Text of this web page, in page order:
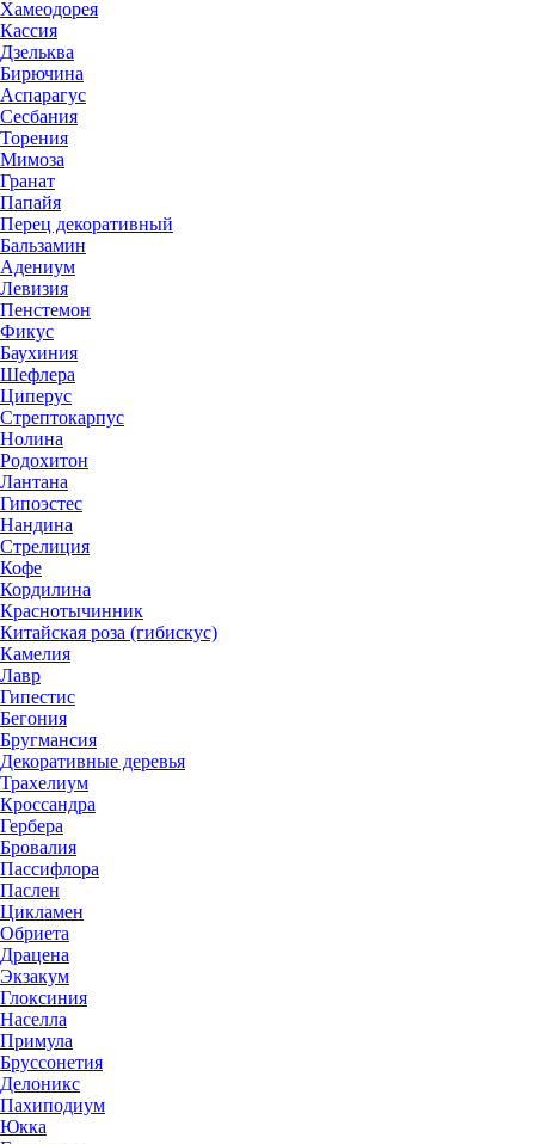
Хамеодорея
Кассия
Дзельква
Бирючина
Аспарагус
Сесбания
Торения
Мимоза
Гранат
Папайя
Перец декоративный
Бальзамин
Адениум
Левизия
Пенстемон
Фикус
Баухиния
Шефлера
Циперус
Стрептокарпус
Нолина
Родохитон
Лантана
Гипоэстес
Нандина
Стрелиция
Кофе
Кордилина
Краснотычинник
Китайская роза (гибискус)
Камелия
Лавр
Гипестис
Бегония
Бругмансия
Декоративные деревья
Трахелиум
Кроссандра
Гербера
Бровалия
Пассифлора
Паслен
Цикламен
Обриета
Драцена
Экзакум
Глоксиния
Населла
Примула
Бруссонетия
Делоникс
Пахиподиум
Юкка